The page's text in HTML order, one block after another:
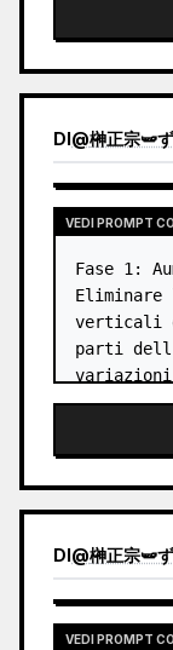
DI@榊正宗🫛
VEDI PROMPT
Fase 1:
verticali
parti
pose,
DI@榊正宗🫛
VEDI PROMPT